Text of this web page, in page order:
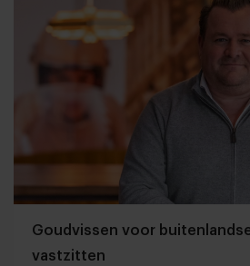
Goudvissen voor
vastzitten